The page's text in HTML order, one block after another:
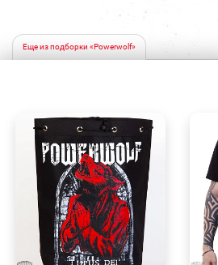
Еще из подборки «Powerwolf»